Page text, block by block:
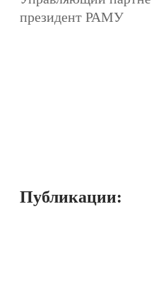
президент РАМУ
Публикации: